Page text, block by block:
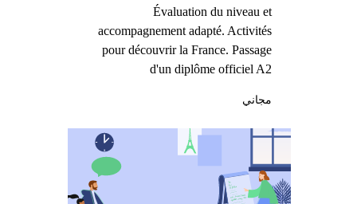
Évaluation du niveau et
accompagnement adapté. Activités
pour découvrir la France. Passage
d'un diplôme officiel A2
مجاني